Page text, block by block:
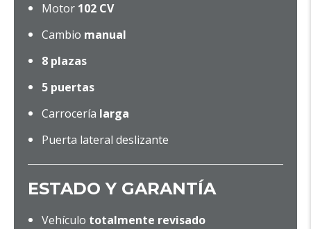
Motor 102 CV
Cambio manual
8 plazas
5 puertas
Carrocería larga
Puerta lateral deslizante
ESTADO Y GARANTÍA
Vehículo totalmente revisado